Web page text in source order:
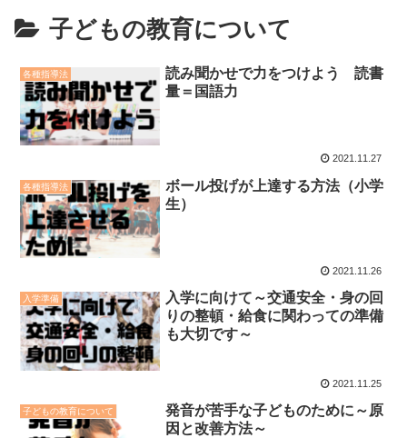
子どもの教育について
各種指導法
読み聞かせで力をつけよう 読書
量＝国語力
2021.11.27
各種指導法
ボール投げが上達する方法（小学
生）
2021.11.26
入学準備
入学に向けて～交通安全・身の回
りの整頓・給食に関わっての準備
も大切です～
2021.11.25
子どもの教育について
発音が苦手な子どものために～原
因と改善方法～